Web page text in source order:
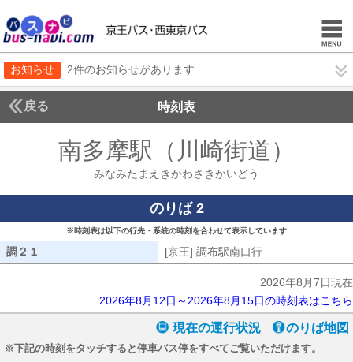
お知らせ 2件のお知らせがあります
戻る 時刻表
南多摩駅（川崎街道）
みなみたまえきかわさきかいどう
のりば 2
※時刻表は以下の行先・系統の時刻を合わせて表示しています
調２１ [京王] 調布駅南口行
2026年8月7日現在
2026年8月12日～2026年8月15日の時刻表はこちら
現在の運行状況 のりば地図
※下記の時刻をタッチすると停車バス停をすべてご覧いただけます。